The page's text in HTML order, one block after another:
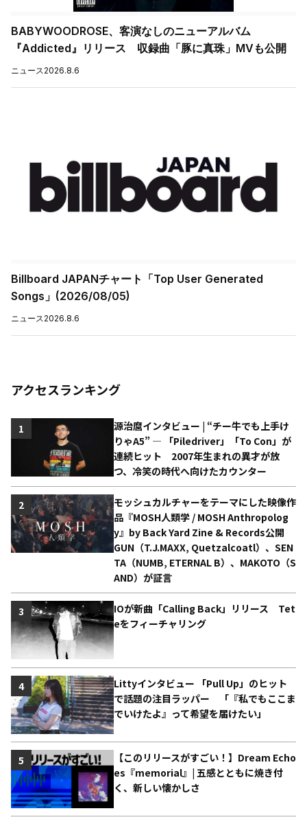
BABYWOODROSE、客演なしのニューアルバム
『Addicted』リリース 収録曲「豚に真珠」MVも公開
ニュース 2026.8.6
Billboard JAPANチャート「Top User Generated
Songs」(2026/08/05)
ニュース2026.8.6
アクセスランキング
源治麿インタビュー | “チー牛でも上手け
りゃA5” ― 「Piledriver」「To Con」が
連続ヒット 2007年生まれの異才が放
つ、冷笑の時代へ向けたカウンター
1
モッシュカルチャーをテーマにした映像作
品『MOSH人類学 / MOSH Anthropolog
y』by Back Yard Zine & Records公開
GUN（T.J.MAXX, Quetzalcoatl）、SEN
TA（NUMB, ETERNAL B）、MAKOTO（S
AND）が証言
2
IOが新曲「Calling Back」リリース Tet
eをフィーチャリング
3
Littyインタビュー 「Pull Up」のヒット
で話題の注目ラッパー 「『私でもここま
でいけたよ』って希望を届けたい」
4
【このリリースがすごい！】Dream Echo
es『memorial』| 五感とともに焼き付
く、新しい懐かしさ
5